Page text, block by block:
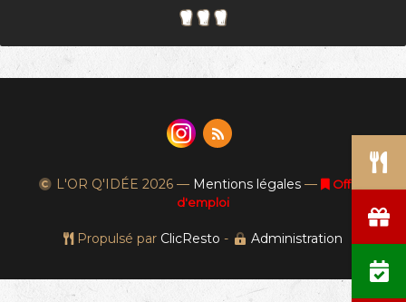
L'OR Q'IDÉE 2026 — Mentions légales —
Offres
d'emploi
Propulsé par ClicResto - Administration